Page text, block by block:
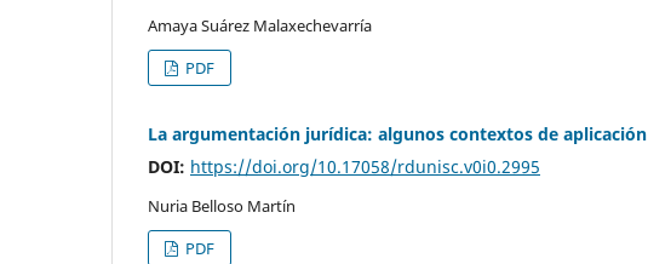
Amaya Suárez Malaxechevarría
PDF
La argumentación jurídica: algunos contextos de aplicación
DOI: https://doi.org/10.17058/rdunisc.v0i0.2995
Nuria Belloso Martín
PDF